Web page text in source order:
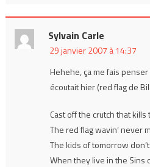
Sylvain Carle
29 janvier 2007 à 14:37
Hehehe, ça me fais
écoutait hier (red flag de
Cast off the crutch that kills
The red flag wavin’ never
The kids of tomorrow
When they live in the Sins